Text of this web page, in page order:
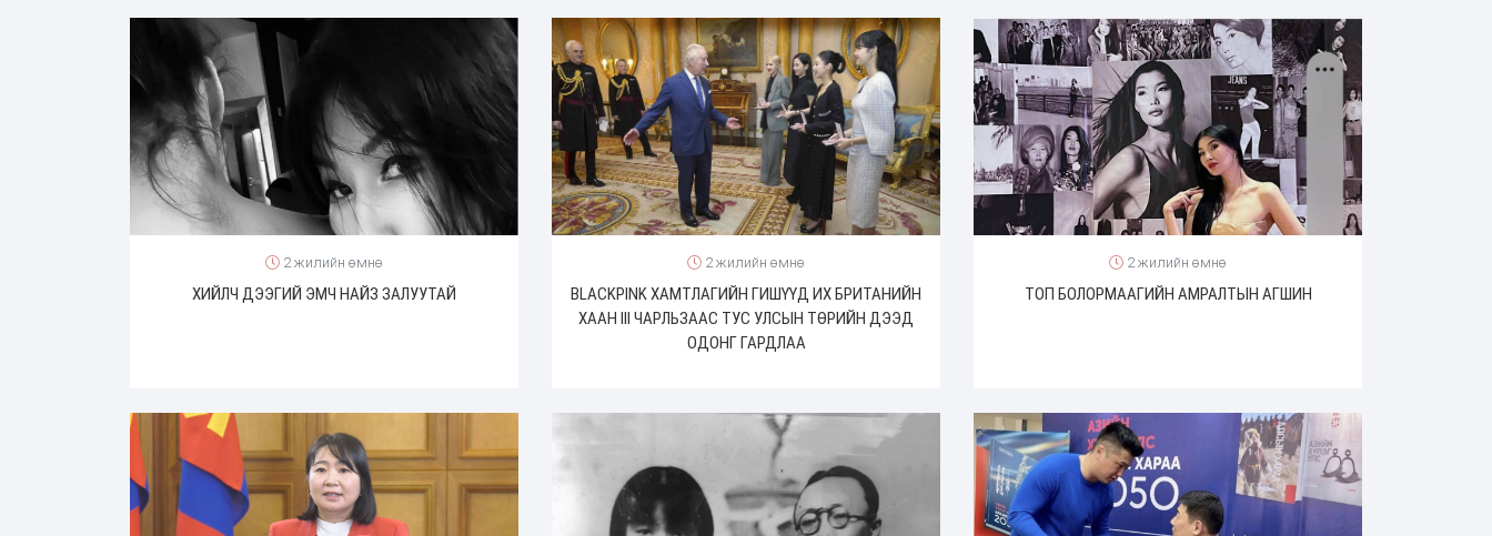
2 жилийн өмнө
ХИЙЛЧ ДЭЭГИЙ ЭМЧ НАЙЗ ЗАЛУУТАЙ
2 жилийн өмнө
BLACKPINK ХАМТЛАГИЙН ГИШҮҮД ИХ БРИТАНИЙН
ХААН III ЧАРЛЬЗААС ТУС УЛСЫН ТӨРИЙН ДЭЭД
ОДОНГ ГАРДЛАА
2 жилийн өмнө
ТОП БОЛОРМААГИЙН АМРАЛТЫН АГШИН